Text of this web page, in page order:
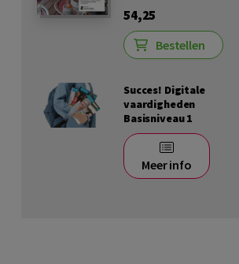
54,25
Bestellen
Succes! Digitale
vaardigheden
Basisniveau 1
Meer info